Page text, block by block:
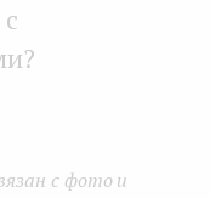
с фото и